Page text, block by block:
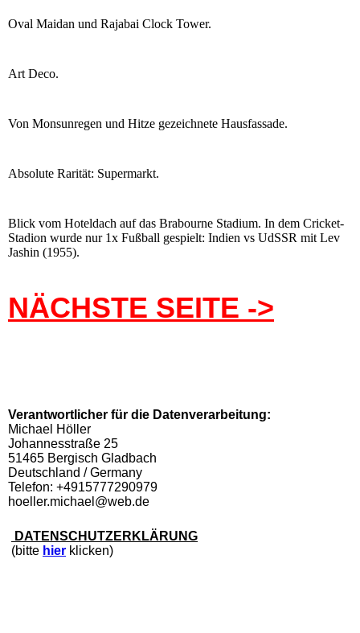
Oval Maidan und Rajabai Clock Tower.
Art Deco.
Von Monsunregen und Hitze gezeichnete Hausfassade.
Absolute Rarität: Supermarkt.
Blick vom Hoteldach auf das Brabourne Stadium. In dem Cricket-
Stadion wurde nur 1x Fußball gespielt: Indien vs UdSSR mit Lev
Jashin (1955).
NÄCHSTE SEITE ->
Verantwortlicher für die Datenverarbeitung:
Michael Höller
Johannesstraße 25
51465 Bergisch Gladbach
Deutschland / Germany
Telefon: +4915777290979
hoeller.michael@web.de
DATENSCHUTZERKLÄRUNG
(bitte hier klicken)